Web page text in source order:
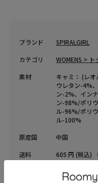
ブランド
SPIRALGIRL
カテゴリ
WOMENS >
素材
キャミ： (レ
ウレタン-4%
ン-2%、イン
ン-98%/ポリ
ル-96%/ポリ
ル-100%
原産国
中国
送料
605 円 (税込)
返品特約